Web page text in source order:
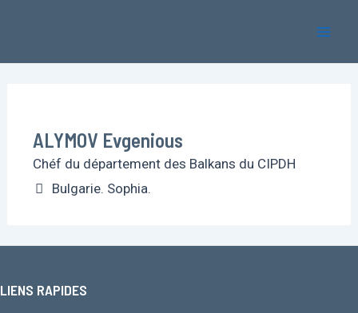
ALYMOV Evgenious
Chéf du département des Balkans du CIPDH
Bulgarie. Sophia.
LIENS RAPIDES